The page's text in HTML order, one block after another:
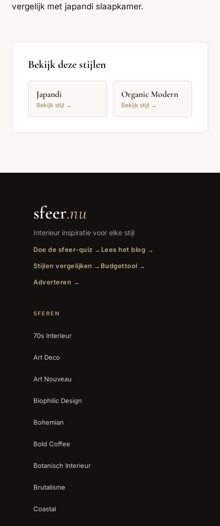
vergelijk met japandi slaapkamer.
Bekijk deze stijlen
Japandi
Bekijk stijl →
Organic Modern
Bekijk stijl →
sfeer.nu
Interieur inspiratie voor elke stijl
Doe de sfeer-quiz → Lees het blog →
Stijlen vergelijken → Budgettool →
Adverteren →
SFEREN
70s Interieur
Art Deco
Art Nouveau
Biophilic Design
Bohemian
Bold Coffee
Botanisch Interieur
Brutalisme
Coastal